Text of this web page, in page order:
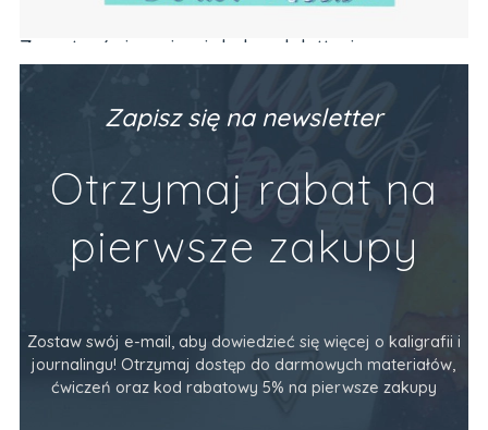
do brush letteringu
(alfabet, codzienne frazy)
Valley, Baltic
34,90 zł
Zapisz się na newsletter
Otrzymaj rabat na
pierwsze zakupy
Zostaw swój e-mail, aby dowiedzieć się więcej o kaligrafii i
journalingu! Otrzymaj dostęp do darmowych materiałów,
ćwiczeń oraz kod rabatowy 5% na pierwsze zakupy